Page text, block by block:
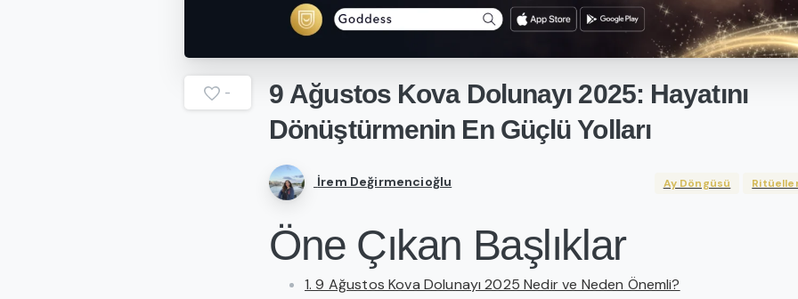
- 9 Ağustos Kova Dolunayı 2025: Hayatını
Dönüştürmenin En Güçlü Yolları
İrem Değirmencioğlu Ay Döngüsü
Öne Çıkan Başlıklar
1. 9 Ağustos Kova Dolunayı 2025 Nedir ve Neden Önemli?